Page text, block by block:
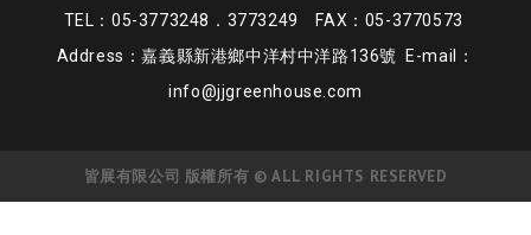
TEL：05-3773248．3773249 FAX：05-3770573
Address：嘉義縣新港鄉中洋村中洋路136號 E-mail：
info@jjgreenhouse.com
皆展有限公司 版權所有 © ALL RIGHTS RESERVED